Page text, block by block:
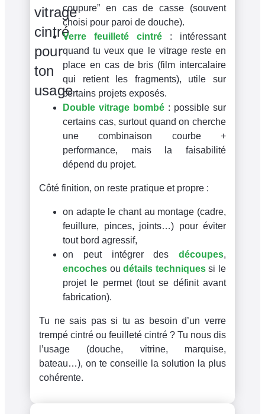
vitrage
cintré
pour
ton
usage
coupure” en cas de casse (souvent
choisi pour paroi de douche).
Verre feuilleté cintré : intéressant
quand tu veux que le vitrage reste en
place en cas de bris (film intercalaire
qui retient les fragments), utile sur
certains projets exposés.
Double vitrage bombé : possible sur
certains cas, surtout quand on cherche
une combinaison courbe +
performance, mais la faisabilité
dépend du projet.
Côté finition, on reste pratique et propre :
on adapte le chant au montage (cadre,
feuillure, pinces, joints…) pour éviter
tout bord agressif,
on peut intégrer des découpes,
encoches oudétails techniquessi le
projet le permet (tout se définit avant
fabrication).
Tu ne sais pas si tu as besoin d’un verre
trempé cintré ou feuilleté cintré ? Tu nous dis
l’usage (douche, vitrine, marquise,
bateau…), on te conseille la solution la plus
cohérente.